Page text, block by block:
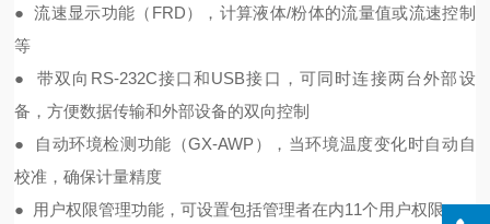
● 流速显示功能（FRD），计算液体/粉体的流量值或流速控制
等
● 带双向RS-232C接口和USB接口，可同时连接两台外部设
备，方便数据传输和外部设备的双向控制
● 自动环境检测功能（GX-AWP），当环境温度变化时自动自
校准，确保计量精度
● 用户权限管理功能，可设置包括管理者在内11个用户权限